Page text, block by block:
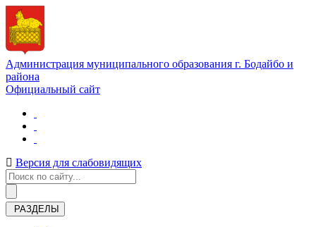
Администрация муниципального образования г. Бодайбо и
района
Официальный сайт
Версия для слабовидящих
РАЗДЕЛЫ